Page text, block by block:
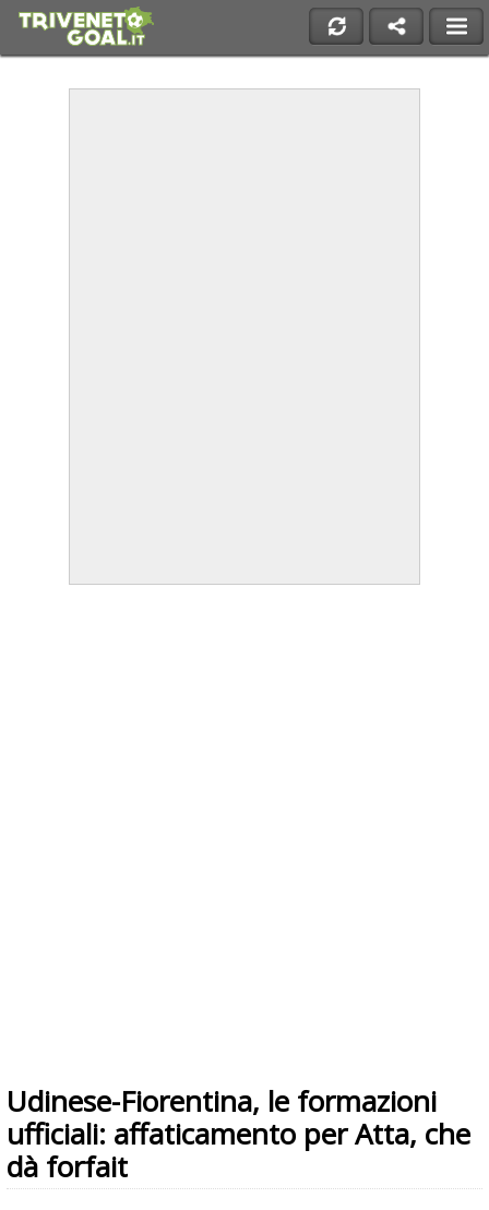
Udinese-Fiorentina, le formazioni
ufficiali: affaticamento per Atta, che
dà forfait